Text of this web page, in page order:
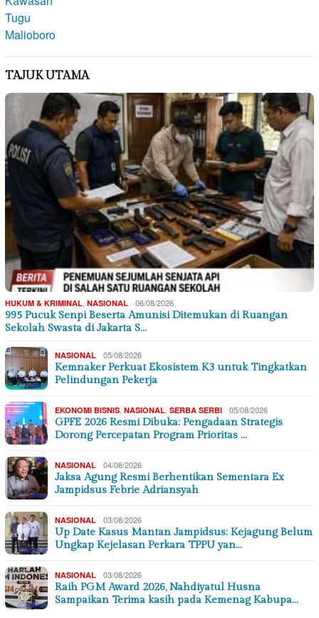
TAJUK UTAMA
HUKUM & KRIMINAL NASIONAL 06/08/2026
995 Pucuk Senpi Beserta Amunisi Ditemukan di Ruangan
Sekolah Swasta di Jakarta S…
NASIONAL 05/08/2026
Kemnaker Perkuat Ekosistem K3 untuk Tingkatkan
Pelindungan Pekerja
EKONOMI BISNIS NASIONAL SERBA SERBI 05/08/2026
GPFE 2026 Resmi Dibuka: Pengadaan Strategis
Dorong Percepatan Program Prioritas …
NASIONAL 04/08/2026
Jaksa Agung Resmi Berhentikan Sementara Ex
Jampidsus Febrie Adriansyah
NASIONAL 03/08/2026
Up Date Kasus Mantan Jampidsus: Kejagung Belum
Ungkap Kejelasan Perkara TPPU yan…
NASIONAL 03/08/2026
Raih PGM Award 2026, Nahdiyatul Husna
Sampaikan Terima kasih pada Kemenag Kabupa…